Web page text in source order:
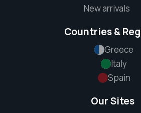
New arrivals
Countries &
Greece
Italy
Spain
Our Sites